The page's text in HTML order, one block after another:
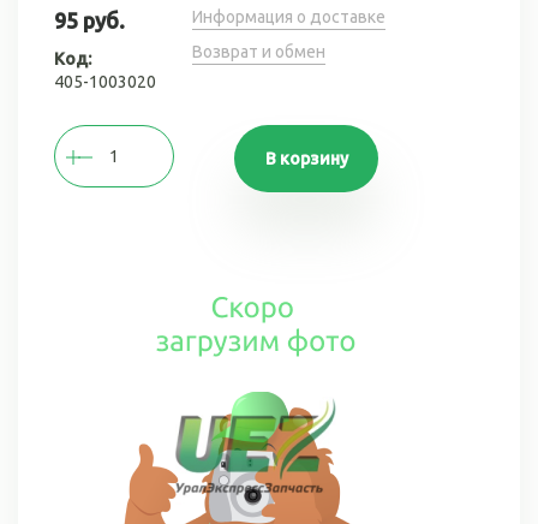
95 руб.
Код:
405-1003020
Информация о доставке
Возврат и обмен
В корзину